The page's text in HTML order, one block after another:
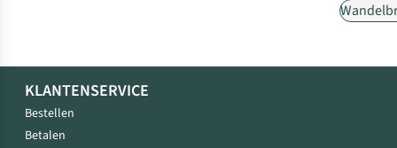
KLANTENSERVICE
Bestellen
Betalen